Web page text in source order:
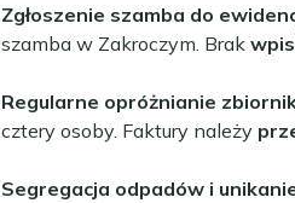
Zgłoszenie szamba do
szamba w Zakroczym. Brak
Regularne opróżnianie
cztery osoby. Faktury należy
Segregacja odpadów i